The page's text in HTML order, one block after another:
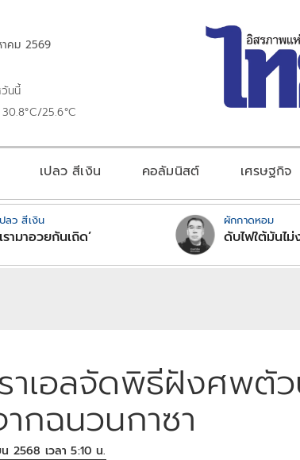
คม 2569
นนี้
25.6°C
เปลว สีเงิน คอลัมนิสต์ เศรษฐกิจ
ลว สีเงิน
รามาอวยกันเถิด’
ผักกาดหอม
ดับไฟใต้มันไม่
าเอลจัดพิธีฝังศพตั
ากฉนวนกาซา
2568 เวลา 5:10 น.